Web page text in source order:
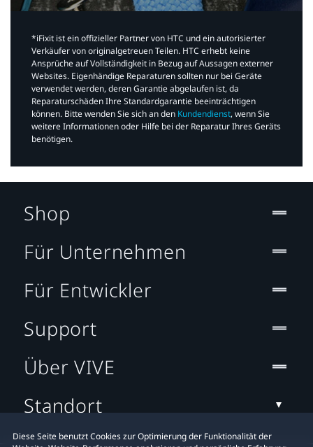
*iFixit ist ein offizieller Partner von HTC und ein autorisierter
Verkäufer von originalgetreuen Teilen. HTC erhebt keine
Ansprüche auf Vollständigkeit in Bezug auf Aussagen externer
Websites. Eigenhändige Reparaturen sollten nur bei Geräte
verwendet werden, deren Garantie abgelaufen ist, da
Reparaturschäden Ihre Standardgarantie beeinträchtigen
können. Bitte wenden Sie sich an den Kundendienst, wenn Sie
weitere Informationen oder Hilfe bei der Reparatur Ihres Geräts
benötigen.​
Diese Seite benutzt Cookies zur Optimierung der Funktionalität der
Shop
Für Unternehmen
Für Entwickler
Support
Über VIVE
Standort